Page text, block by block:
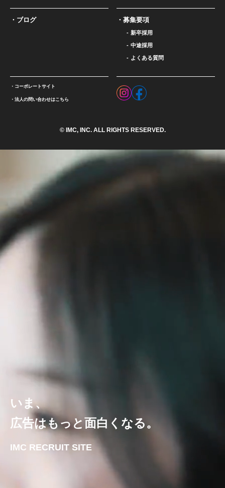
ブログ 募集要項
新卒採用
中途採用
よくある質問
コーポレートサイト
法人の問い合わせはこちら
© IMC, INC. ALL RIGHTS RESERVED.
いま、
広告はもっと面白くなる。
IMC RECRUIT SITE